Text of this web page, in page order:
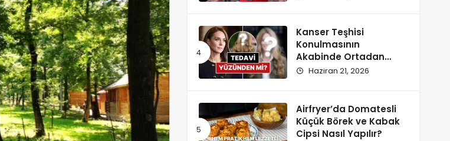
Kanser Teşhisi
Konulmasının
Akabinde Ortadan
Kaybolan Kate
Doğurdu
Haziran 21, 2026
Airfryer’da Domatesli
Küçük Börek ve Kabak
Cipsi Nasıl Yapılır?